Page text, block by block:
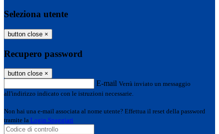
Seleziona utente
button close ×
Recupero password
button close ×
E-mail Verrà inviato un messaggio
all'indirizzo indicato con le istruzioni necessarie.
Non hai una e-mail associata al nome utente? Effettua il reset della password
tramite la Login Spaggiari